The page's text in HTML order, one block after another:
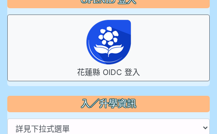
花蓮縣 OIDC 登入
入／升學資訊